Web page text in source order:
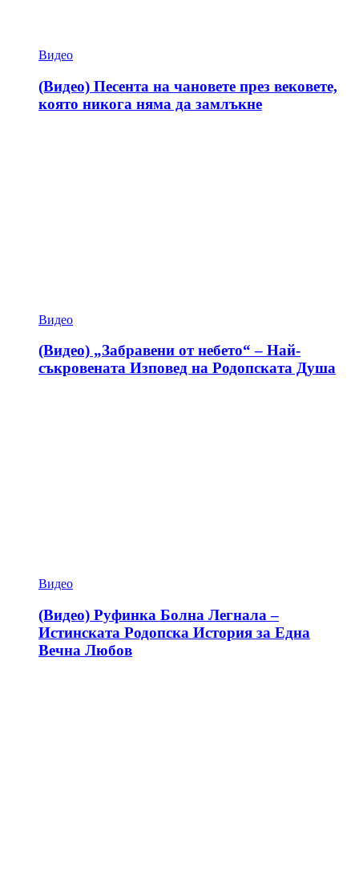
Видео
(Видео) Песента на чановете през вековете,
която никога няма да замлъкне
Видео
(Видео) „Забравени от небето“ – Най-
съкровената Изповед на Родопската Душа
Видео
(Видео) Руфинка Болна Легнала –
Истинската Родопска История за Една
Вечна Любов